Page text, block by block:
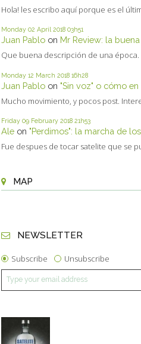
Hola! les escribo aquí porque es el
Monday 02 April 2018 03h51
Juan Pablo on Mr Review: la
Que buena descripción de una época.
Monday 12 March 2018 16h28
Juan Pablo on "Sin voz" o cómo en
Mucho movimiento, y pocos post.
Friday 09 February 2018 21h53
Ale on "Perdimos": la marcha de los
Fue despues de tocar satelite que se
MAP
NEWSLETTER
Subscribe Unsubscribe